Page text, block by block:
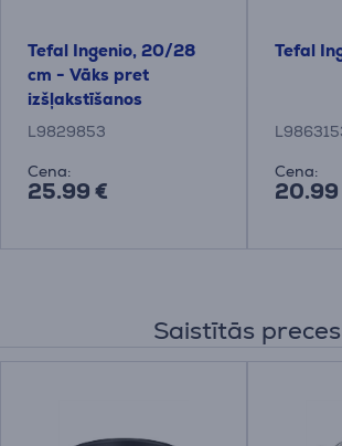
Tefal Ingenio, 20/28
cm - Vāks pret
izšļakstīšanos
L9829853
Cena:
25.99 €
Tefal
Cena:
20.99
Saistītās preces